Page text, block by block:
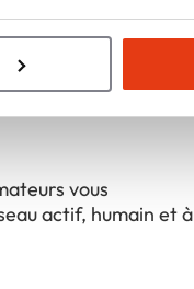
nos formateurs
expérimentés
vous
actif, humain et à